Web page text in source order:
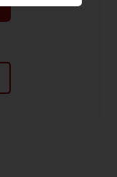
por ejemplo,